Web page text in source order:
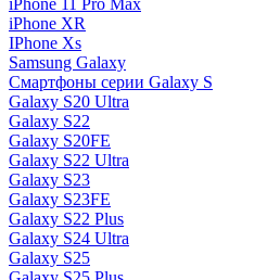
iPhone 11 Pro Max
iPhone XR
IPhone Xs
Samsung Galaxy
Смартфоны серии Galaxy S
Galaxy S20 Ultra
Galaxy S22
Galaxy S20FE
Galaxy S22 Ultra
Galaxy S23
Galaxy S23FE
Galaxy S22 Plus
Galaxy S24 Ultra
Galaxy S25